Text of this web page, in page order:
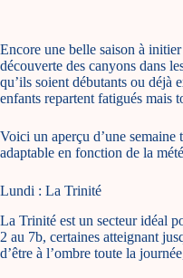
Encore une belle saison à initier
découverte des canyons dans
qu’ils soient débutants ou déjà
enfants repartent fatigués mais
Voici un aperçu d’une
adaptable en fonction de la
Lundi : La Trinité
La Trinité est un secteur idéal
2 au 7b, certaines atteignant
d’être à l’ombre toute la